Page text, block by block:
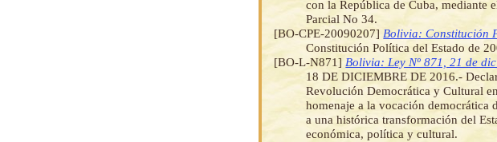
con la República de Cuba, mediante
Parcial No 34.
[BO-CPE-20090207]Bolivia: Constitución
Constitución Política del Estado de
[BO-L-N871]Bolivia: Ley Nº 871, 21 de
18 DE DICIEMBRE DE 2016.-
Revolución Democrática y Cultural
homenaje a la vocación
a una histórica transformación del
económica, política y cultural.